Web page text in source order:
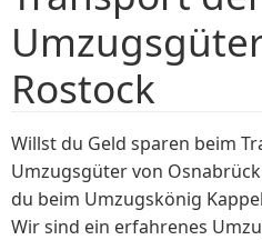
Rostock
Willst du Geld sparen beim
Umzugsgüter von
du beim Umzugskönig
Wir sind ein erfahrenes